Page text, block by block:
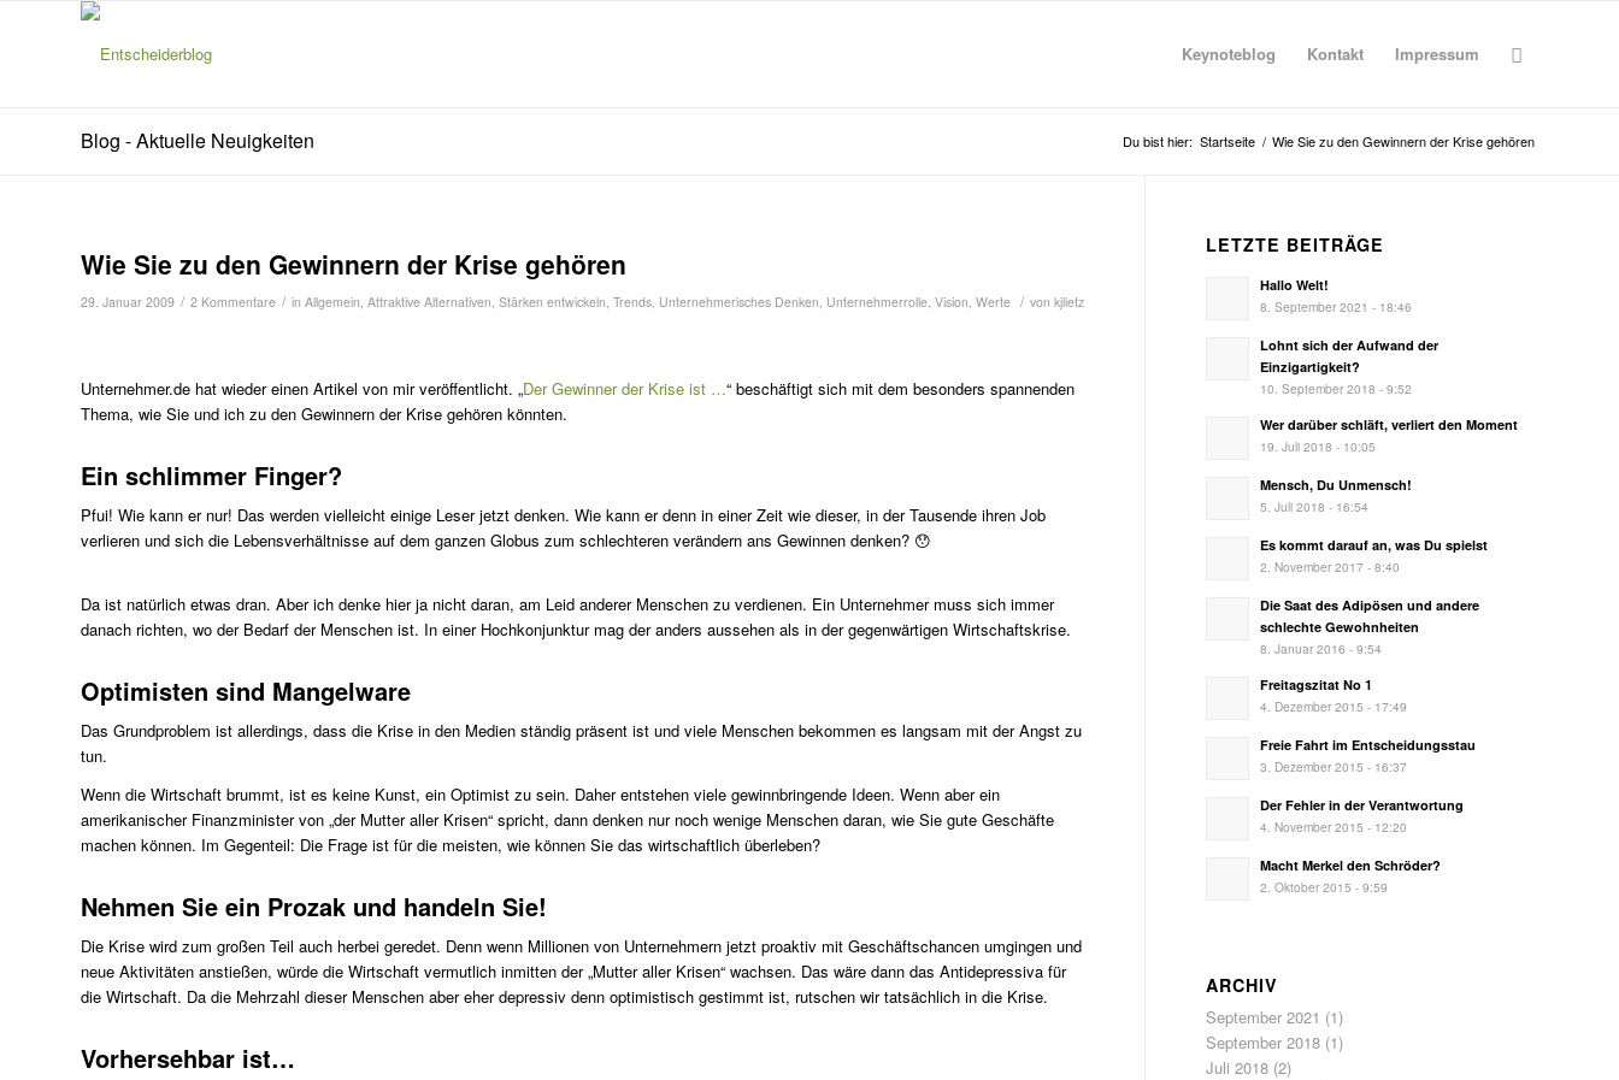
Keynoteblog Kontakt Impressum
Blog - Aktuelle Neuigkeiten Du bist hier: Startseite / Wie Sie zu den Gewinnern der Krise gehören
Wie Sie zu den Gewinnern der Krise gehören
29. Januar 2009 / 2 Kommentare / in Allgemein, Attraktive Alternativen, Stärken entwickeln, Trends, Unternehmerisches Denken, Unternehmerrolle, Vision, Werte / von kjlietz
Unternehmer.de hat wieder einen Artikel von mir veröffentlicht. „Der Gewinner der Krise ist …“ beschäftigt sich mit dem besonders spannenden
Thema, wie Sie und ich zu den Gewinnern der Krise gehören könnten.
Ein schlimmer Finger?
Pfui! Wie kann er nur! Das werden vielleicht einige Leser jetzt denken. Wie kann er denn in einer Zeit wie dieser, in der Tausende ihren Job
verlieren und sich die Lebensverhältnisse auf dem ganzen Globus zum schlechteren verändern ans Gewinnen denken? 😯
Da ist natürlich etwas dran. Aber ich denke hier ja nicht daran, am Leid anderer Menschen zu verdienen. Ein Unternehmer muss sich immer
danach richten, wo der Bedarf der Menschen ist. In einer Hochkonjunktur mag der anders aussehen als in der gegenwärtigen Wirtschaftskrise.
Optimisten sind Mangelware
Das Grundproblem ist allerdings, dass die Krise in den Medien ständig präsent ist und viele Menschen bekommen es langsam mit der Angst zu
tun.
Wenn die Wirtschaft brummt, ist es keine Kunst, ein Optimist zu sein. Daher entstehen viele gewinnbringende Ideen. Wenn aber ein
amerikanischer Finanzminister von „der Mutter aller Krisen“ spricht, dann denken nur noch wenige Menschen daran, wie Sie gute Geschäfte
machen können. Im Gegenteil: Die Frage ist für die meisten, wie können Sie das wirtschaftlich überleben?
Nehmen Sie ein Prozak und handeln Sie!
Die Krise wird zum großen Teil auch herbei geredet. Denn wenn Millionen von Unternehmern jetzt proaktiv mit Geschäftschancen umgingen und
neue Aktivitäten anstießen, würde die Wirtschaft vermutlich inmitten der „Mutter aller Krisen“ wachsen. Das wäre dann das Antidepressiva für
die Wirtschaft. Da die Mehrzahl dieser Menschen aber eher depressiv denn optimistisch gestimmt ist, rutschen wir tatsächlich in die Krise.
Vorhersehbar ist…
LETZTE BEITRÄGE
Hallo Welt!
8. September 2021 - 18:46
Lohnt sich der Aufwand der
Einzigartigkeit?
10. September 2018 - 9:52
Wer darüber schläft, verliert den Moment
19. Juli 2018 - 10:05
Mensch, Du Unmensch!
5. Juli 2018 - 16:54
Es kommt darauf an, was Du spielst
2. November 2017 - 8:40
Die Saat des Adipösen und andere
schlechte Gewohnheiten
8. Januar 2016 - 9:54
Freitagszitat No 1
4. Dezember 2015 - 17:49
Freie Fahrt im Entscheidungsstau
3. Dezember 2015 - 16:37
Der Fehler in der Verantwortung
4. November 2015 - 12:20
Macht Merkel den Schröder?
2. Oktober 2015 - 9:59
ARCHIV
September 2021 (1)
September 2018 (1)
Juli 2018 (2)